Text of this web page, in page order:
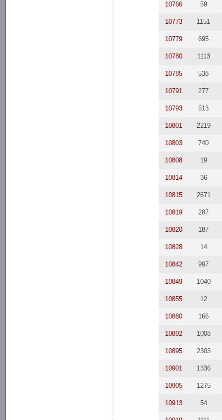
10766 59
10773 1151
10779 695
10780 1113
10785 538
10791 277
10793 513
10801 2219
10803 740
10808 19
10814 36
10815 2671
10819 287
10820 187
10828 14
10842 997
10849 1040
10855 12
10880 166
10892 1008
10895 2303
10901 1336
10905 1275
10913 54